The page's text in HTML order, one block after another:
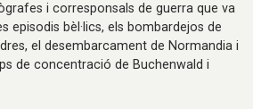
i corresponsals de guerra que va
episodis bèl·lics, els bombardejos de
el desembarcament de Normandia i
de concentració de Buchenwald i